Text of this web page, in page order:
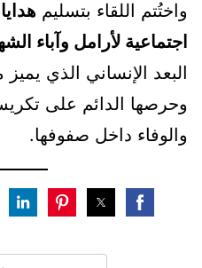
واختُتم اللقاء بتسليم
اجتماعية لأرامل وآباء
البعد الإنساني الذي
وحرصها الدائم على
والوفاء داخل صفوفها.